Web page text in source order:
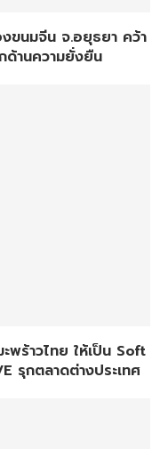
งขนมจีน จ.อยุธยา คว้า
ด้านความยั่งยืน
พร้าวไทย ให้เป็น Soft
รุกตลาดต่างประเทศ